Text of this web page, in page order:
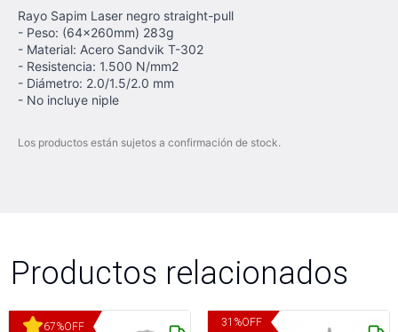
Rayo Sapim Laser negro straight-pull
- Peso: (64x260mm) 283g
- Material: Acero Sandvik T-302
- Resistencia: 1.500 N/mm2
- Diámetro: 2.0/1.5/2.0 mm
- No incluye niple
Los productos están sujetos a confirmación de stock.
Productos relacionados
67%OFF 31 %OFF